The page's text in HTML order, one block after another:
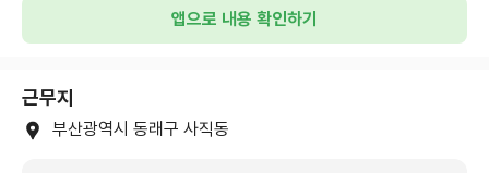
앱으로 내용 확인하기
근무지
부산광역시 동래구 사직동